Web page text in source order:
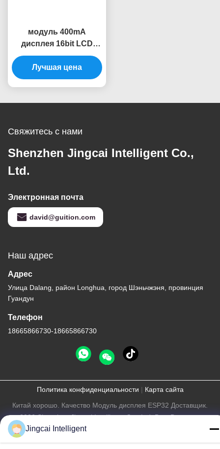
модуль 400mA
дисплея 16bit LCD
экран дисплея модуля
Tft Lcd 7 дюймов
умный
Лучшая цена
Свяжитесь с нами
Shenzhen Jingcai Intelligent Co.,
Ltd.
Электронная почта
david@guition.com
Наш адрес
Адрес
Улица Dalang, район Longhua, город Шэньчжэня, провинция
Гуандун
Телефон
18665866730-18665866730
Политика конфиденциальности | Карта сайта
Китай хорошо. Качество Модуль дисплея ESP32 Доставщик.
-2026 Shenzhen Jingcai Intelligent Co., Ltd. Все. Все права
Jingcai Intelligent